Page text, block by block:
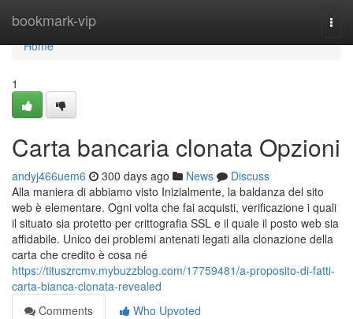
bookmark-vip
Home
Home
1
Carta bancaria clonata Opzioni
andyj466uem6 300 days ago News
Discuss
Alla maniera di abbiamo visto Inizialmente, la baldanza del sito
web è elementare. Ogni volta che fai acquisti, verificazione i quali
il situato sia protetto per crittografia SSL e il quale il posto web sia
affidabile. Unico dei problemi antenati legati alla clonazione della
carta che credito è cosa né
https://tituszrcmv.mybuzzblog.com/17759481/a-proposito-di-fatti-
carta-bianca-clonata-revealed
Comments
Who Upvoted